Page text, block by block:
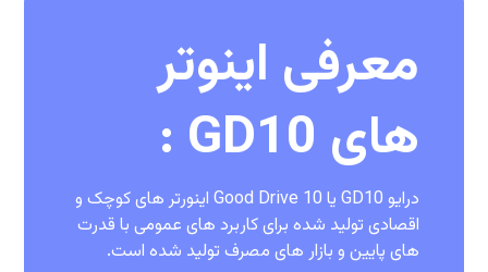
معرفی اینوتر
های GD10 :
درایو GD10 یا Good Drive 10 اینورتر های کوچک و
اقصادی تولید شده برای کاربرد های عمومی با قدرت
های پایین و بازار های مصرف تولید شده است.